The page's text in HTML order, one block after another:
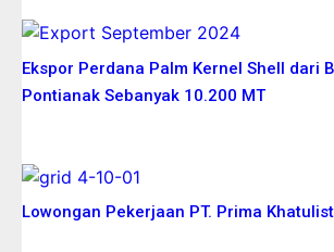
Ekspor Perdana Palm Kernel Shell dari
Pontianak Sebanyak 10.200 MT
Lowongan Pekerjaan PT. Prima